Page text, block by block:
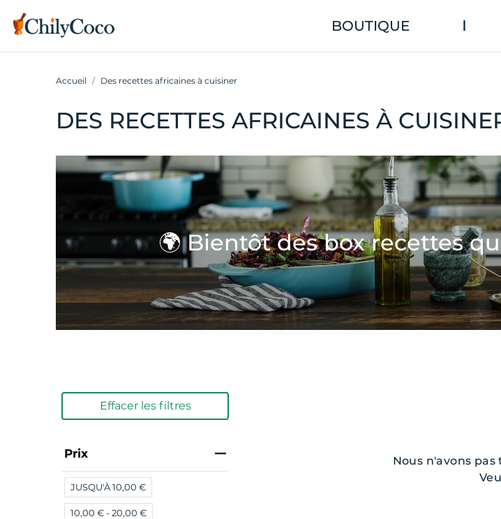
BOUTIQUE |
Accueil Des recettes africaines à cuisiner
DES RECETTES AFRICAINES À
🌍 Bientôt des box recettes
Effacer les filtres
Prix
JUSQU'À 10,00 €
10,00 € - 20,00 €
Nous n'avons